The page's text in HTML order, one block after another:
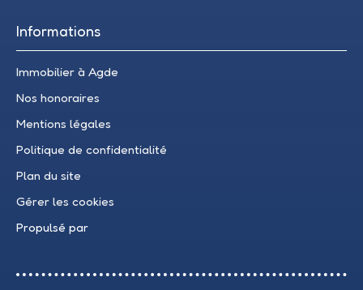
Informations
Immobilier à Agde
Nos honoraires
Mentions légales
Politique de confidentialité
Plan du site
Gérer les cookies
Propulsé par